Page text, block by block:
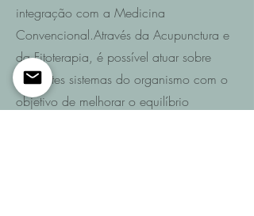
integração com a Medicina
Convencional.Através da Acupunctura e
da Fitoterapia, é possível atuar sobre
diferentes sistemas do organismo com o
objetivo de melhorar o equilíbrio